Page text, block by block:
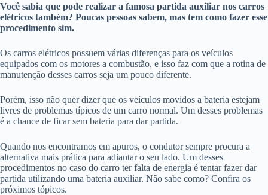
Você sabia que pode realizar a famosa partida auxiliar nos carros
elétricos também? Poucas pessoas sabem, mas tem como fazer esse
procedimento sim.
Os carros elétricos possuem várias diferenças para os veículos
equipados com os motores a combustão, e isso faz com que a rotina de
manutenção desses carros seja um pouco diferente.
Porém, isso não quer dizer que os veículos movidos a bateria estejam
livres de problemas típicos de um carro normal. Um desses problemas
é a chance de ficar sem bateria para dar partida.
Quando nos encontramos em apuros, o condutor sempre procura a
alternativa mais prática para adiantar o seu lado. Um desses
procedimentos no caso do carro ter falta de energia é tentar fazer dar
partida utilizando uma bateria auxiliar. Não sabe como? Confira os
próximos tópicos.